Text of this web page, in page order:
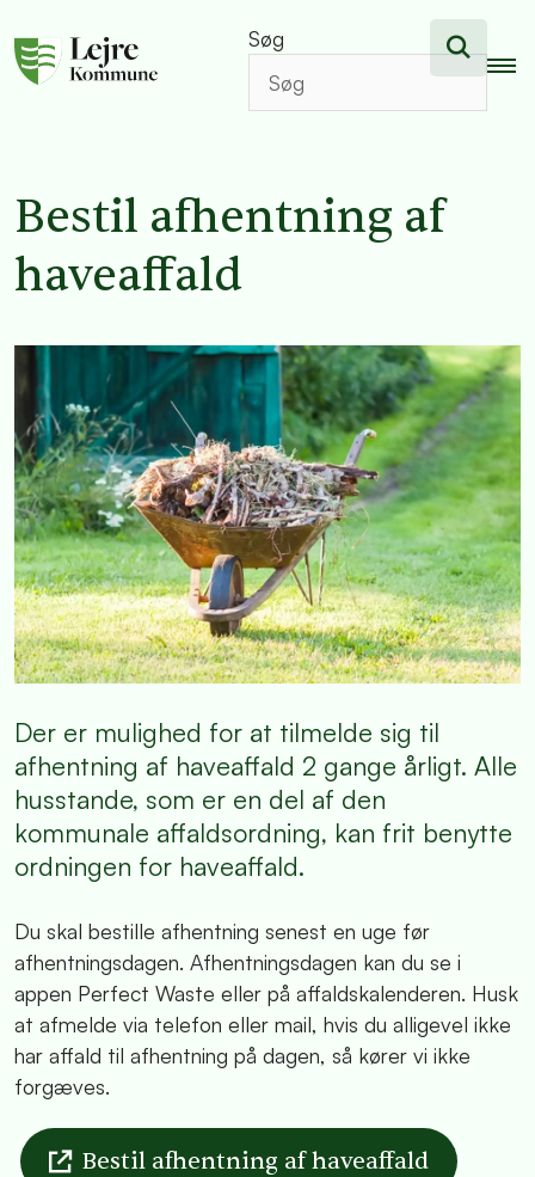
Søg
Bestil afhentning af
haveaffald
Der er mulighed for at tilmelde sig til
afhentning af haveaffald 2 gange årligt. Alle
husstande, som er en del af den
kommunale affaldsordning, kan frit benytte
ordningen for haveaffald.
Du skal bestille afhentning senest en uge før
afhentningsdagen. Afhentningsdagen kan du se i
appen Perfect Waste eller på affaldskalenderen. Husk
at afmelde via telefon eller mail, hvis du alligevel ikke
har affald til afhentning på dagen, så kører vi ikke
forgæves.
Bestil afhentning af haveaffald